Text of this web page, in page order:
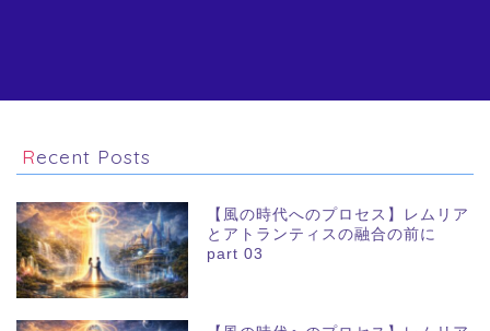
Recent Posts
【風の時代へのプロセス】レムリア
とアトランティスの融合の前に
part 03